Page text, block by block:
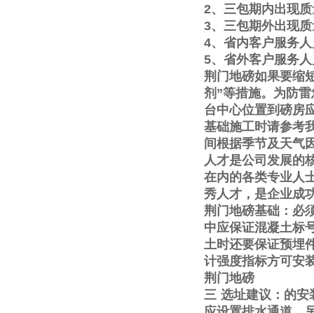
2、三包期内出现
3、三包期外出现
4、省内客户服务
5、省外客户服务
荆门地磅如果要缩
剂 ”等措施。为防
台中心位置到磅房
基础施工时请参考
间根据季节及天气
人才是公司发展的
在内的各类专业人
秀人才，是企业成
荆门地磅基础：必
中应保证混凝土标
土时还要保证预埋
计强度指标方可安
荆门地磅
三 选址建议：的安